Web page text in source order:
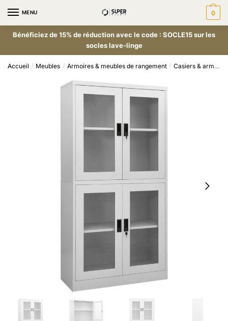
MENU 0
Bénéficiez de 15% de réduction avec le code : SOCLE15 sur les
socles lave-linge
Accueil / Meubles / Armoires & meubles de rangement / Casiers & armoires de rangement